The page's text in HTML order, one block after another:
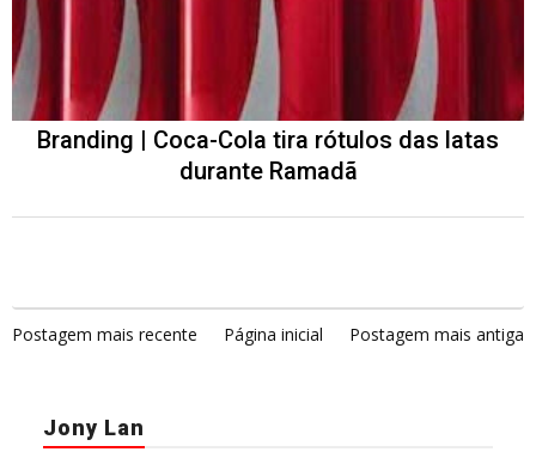
Branding | Coca-Cola tira rótulos das latas
durante Ramadã
Postagem mais recente Página inicial Postagem mais antiga
Jony Lan